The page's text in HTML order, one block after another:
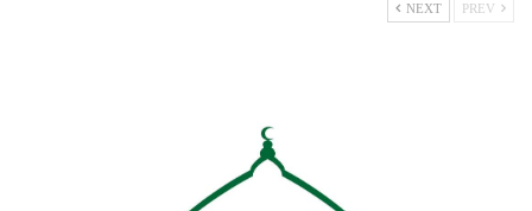
NEXT